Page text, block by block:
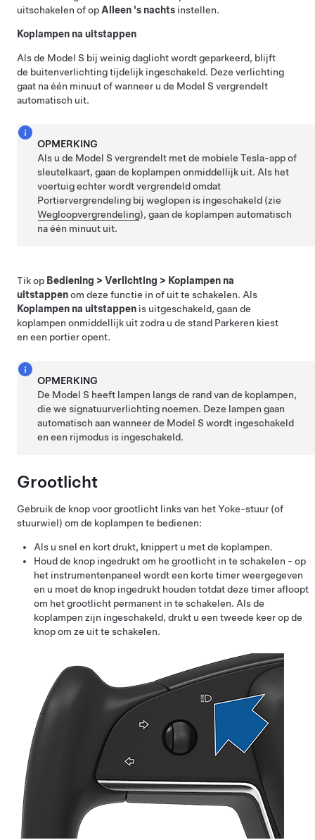
uitschakelen of op Alleen 's nachts instellen.
Koplampen na uitstappen
Als de Model S bij weinig daglicht wordt geparkeerd, blijft
de buitenverlichting tijdelijk ingeschakeld. Deze verlichting
gaat na één minuut of wanneer u de Model S vergrendelt
automatisch uit.
OPMERKING
Als u de Model S vergrendelt met de mobiele Tesla-appof
sleutelkaart, gaan de koplampen onmiddellijk uit. Als het
voertuig echter wordt vergrendeld omdat
Portiervergrendeling bij weglopen is ingeschakeld (zie
Wegloopvergrendeling), gaan de koplampen automatisch
na één minuut uit.
Tik op Bediening > Verlichting > Koplampen na
uitstappenom deze functie in of uit te schakelen. Als
Koplampen na uitstappen is uitgeschakeld, gaan de
koplampen onmiddellijk uit zodra u de stand Parkeren kiest
en een portier opent.
OPMERKING
De Model S heeft lampen langs de rand van de koplampen,
die we signatuurverlichting noemen. Deze lampen gaan
automatisch aan wanneer de Model S wordt ingeschakeld
en een rijmodus is ingeschakeld.
Grootlicht
Gebruik de knop voor grootlicht links van hetYoke-stuur (of
stuurwiel) om de koplampen te bedienen:
Als u snel en kort drukt, knippert u met de koplampen.
Houd de knop ingedrukt om he grootlicht in te schakelen - op
het instrumentenpaneel wordt een korte timer weergegeven
en u moet de knop ingedrukt houden totdat deze timer afloopt
om het grootlicht permanent in te schakelen. Als de
koplampen zijn ingeschakeld, drukt u een tweede keer op de
knop om ze uit te schakelen.